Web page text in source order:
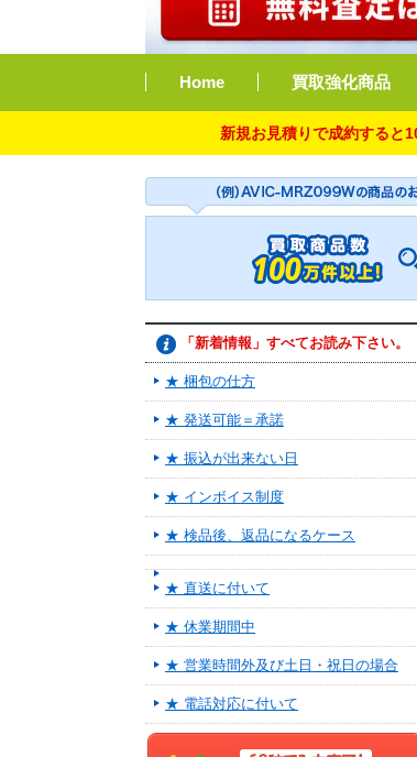
Home 買取強化商品
新規お見積りで成約すると10,000ポ
「新着情報」すべてお読み下さい。
★ 梱包の仕方
★ 発送可能＝承諾
★ 振込が出来ない日
★ インボイス制度
★ 検品後、返品になるケース
★ 直送に付いて
★ 休業期間中
★ 営業時間外及び土日・祝日の場合
★ 電話対応に付いて